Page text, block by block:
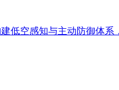
低空感知与主动防御体系